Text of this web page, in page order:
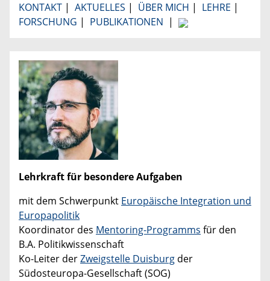
KONTAKT | AKTUELLES | ÜBER MICH | LEHRE |
FORSCHUNG | PUBLIKATIONEN |
Lehrkraft für besondere Aufgaben
mit dem Schwerpunkt Europäische Integration und
Europapolitik
Koordinator des Mentoring-Programms für den
B.A. Politikwissenschaft
Ko-Leiter derZweigstelle Duisburg der
Südosteuropa-Gesellschaft (SOG)